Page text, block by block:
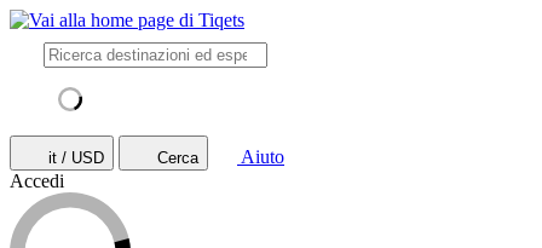
it / USD Cerca
Aiuto
Accedi